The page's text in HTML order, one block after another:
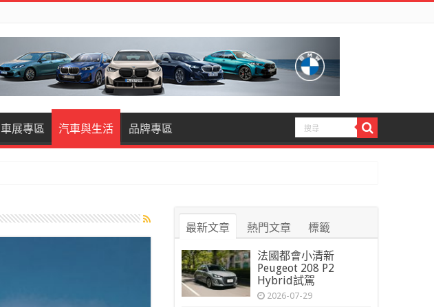
車展專區 汽車與生活 品牌專區
最新文章 熱門文章 標籤
法國都會小清新
Peugeot 208 P2
Hybrid試駕
2026-07-29